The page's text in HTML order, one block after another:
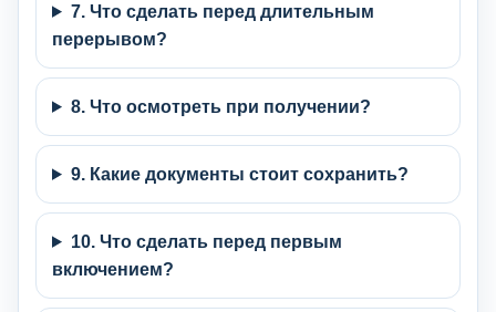
7. Что сделать перед длительным
перерывом?
8. Что осмотреть при получении?
9. Какие документы стоит сохранить?
10. Что сделать перед первым
включением?